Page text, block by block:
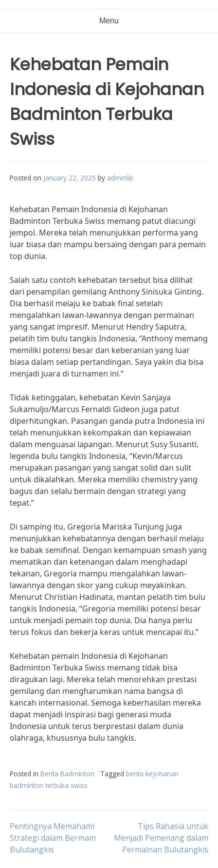
Menu
Kehebatan Pemain
Indonesia di Kejohanan
Badminton Terbuka
Swiss
Posted on January 22, 2025 by adminlib
Kehebatan Pemain Indonesia di Kejohanan
Badminton Terbuka Swiss memang patut diacungi
jempol. Mereka telah menunjukkan performa yang
luar biasa dan mampu bersaing dengan para pemain
top dunia.
Salah satu contoh kehebatan tersebut bisa dilihat
dari penampilan gemilang Anthony Sinisuka Ginting.
Dia berhasil melaju ke babak final setelah
mengalahkan lawan-lawannya dengan permainan
yang sangat impresif. Menurut Hendry Saputra,
pelatih tim bulu tangkis Indonesia, “Anthony memang
memiliki potensi besar dan keberanian yang luar
biasa dalam setiap pertandingan. Saya yakin dia bisa
menjadi juara di turnamen ini.”
Tidak ketinggalan, kehebatan Kevin Sanjaya
Sukamuljo/Marcus Fernaldi Gideon juga patut
diperhitungkan. Pasangan ganda putra Indonesia ini
telah menunjukkan kekompakan dan kepiawaian
dalam menguasai lapangan. Menurut Susy Susanti,
legenda bulu tangkis Indonesia, “Kevin/Marcus
merupakan pasangan yang sangat solid dan sulit
untuk dikalahkan. Mereka memiliki chemistry yang
bagus dan selalu bermain dengan strategi yang
tepat.”
Di samping itu, Gregoria Mariska Tunjung juga
menunjukkan kehebatannya dengan berhasil melaju
ke babak semifinal. Dengan kemampuan smash yang
mematikan dan ketenangan dalam menghadapi
tekanan, Gregoria mampu mengalahkan lawan-
lawannya dengan skor yang cukup meyakinkan.
Menurut Christian Hadinata, mantan pelatih tim bulu
tangkis Indonesia, “Gregoria memiliki potensi besar
untuk menjadi pemain top dunia. Dia hanya perlu
terus fokus dan bekerja keras untuk mencapai itu.”
Kehebatan pemain Indonesia di Kejohanan
Badminton Terbuka Swiss memang tidak bisa
diragukan lagi. Mereka telah menorehkan prestasi
gemilang dan mengharumkan nama bangsa di
kancah internasional. Semoga keberhasilan mereka
dapat menjadi inspirasi bagi generasi muda
Indonesia untuk terus berprestasi dalam dunia
olahraga, khususnya bulu tangkis.
Posted in Berita Badminton Tagged berita kejohanan
badminton terbuka swiss
Post
navigation
Pentingnya Memahami
Strategi dalam Bermain
Bulutangkis
Tips Rahasia untuk
Menjadi Pemenang dalam
Permainan Bulutangkis